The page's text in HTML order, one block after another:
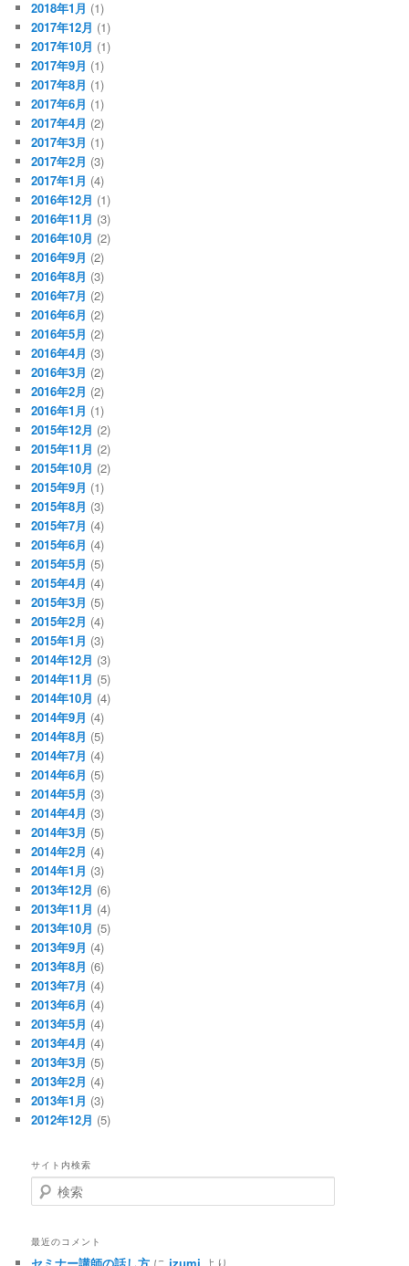
2018年1月 (1)
2017年12月 (1)
2017年10月 (1)
2017年9月 (1)
2017年8月 (1)
2017年6月 (1)
2017年4月 (2)
2017年3月 (1)
2017年2月 (3)
2017年1月 (4)
2016年12月 (1)
2016年11月 (3)
2016年10月 (2)
2016年9月 (2)
2016年8月 (3)
2016年7月 (2)
2016年6月 (2)
2016年5月 (2)
2016年4月 (3)
2016年3月 (2)
2016年2月 (2)
2016年1月 (1)
2015年12月 (2)
2015年11月 (2)
2015年10月 (2)
2015年9月 (1)
2015年8月 (3)
2015年7月 (4)
2015年6月 (4)
2015年5月 (5)
2015年4月 (4)
2015年3月 (5)
2015年2月 (4)
2015年1月 (3)
2014年12月 (3)
2014年11月 (5)
2014年10月 (4)
2014年9月 (4)
2014年8月 (5)
2014年7月 (4)
2014年6月 (5)
2014年5月 (3)
2014年4月 (3)
2014年3月 (5)
2014年2月 (4)
2014年1月 (3)
2013年12月 (6)
2013年11月 (4)
2013年10月 (5)
2013年9月 (4)
2013年8月 (6)
2013年7月 (4)
2013年6月 (4)
2013年5月 (4)
2013年4月 (4)
2013年3月 (5)
2013年2月 (4)
2013年1月 (3)
2012年12月 (5)
サイト内検索
検
索
最近のコメント